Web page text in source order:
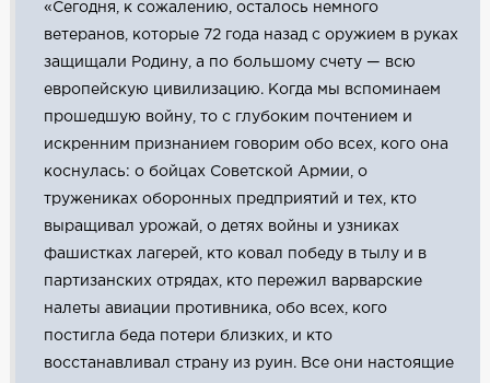
«Сегодня, к сожалению, осталось немного
ветеранов, которые 72 года назад с оружием в руках
защищали Родину, а по большому счету — всю
европейскую цивилизацию. Когда мы вспоминаем
прошедшую войну, то с глубоким почтением и
искренним признанием говорим обо всех, кого она
коснулась: о бойцах Советской Армии, о
тружениках оборонных предприятий и тех, кто
выращивал урожай, о детях войны и узниках
фашистках лагерей, кто ковал победу в тылу и в
партизанских отрядах, кто пережил варварские
налеты авиации противника, обо всех, кого
постигла беда потери близких, и кто
восстанавливал страну из руин. Все они настоящие